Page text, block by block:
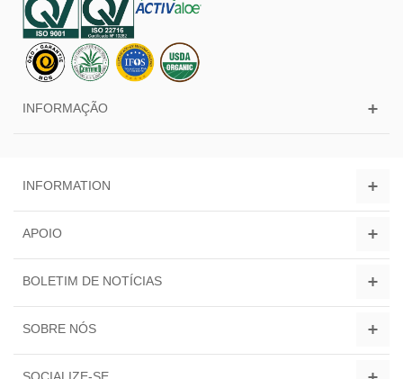
INFORMAÇÃO
INFORMATION
APOIO
BOLETIM DE NOTÍCIAS
SOBRE NÓS